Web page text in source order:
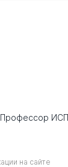
Профессор
на сайте